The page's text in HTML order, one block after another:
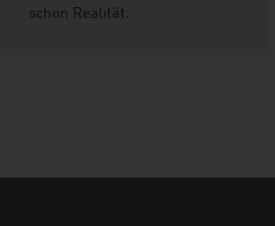
schon Realität.